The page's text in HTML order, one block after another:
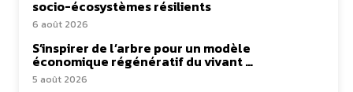
socio-écosystèmes résilients
6 août 2026
S’inspirer de l’arbre pour un modèle
économique régénératif du vivant …
5 août 2026